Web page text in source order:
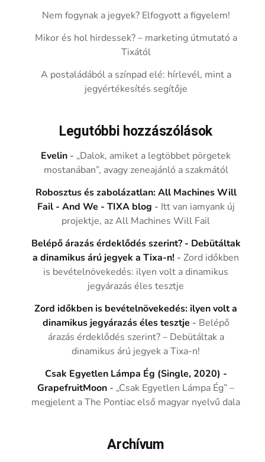
Nem fogynak a jegyek? Elfogyott a figyelem!
Mikor és hol hirdessek? – marketing útmutató a
Tixától
A postaládából a színpad elé: hírlevél, mint a
jegyértékesítés segítője
Legutóbbi hozzászólások
Evelin - „Dalok, amiket a legtöbbet pörgetek
mostanában”, avagy zeneajánló a szakmától
Robosztus és zabolázatlan: All Machines Will
Fail - And We - TIXA blog - Itt van iamyank új
projektje, az All Machines Will Fail
Belépő árazás érdeklődés szerint? - Debütáltak
a dinamikus árú jegyek a Tixa-n! -Zord időkben
is bevételnövekedés: ilyen volt a dinamikus
jegyárazás éles tesztje
Zord időkben is bevételnövekedés: ilyen volt a
dinamikus jegyárazás éles tesztje - Belépő
árazás érdeklődés szerint? – Debütáltak a
dinamikus árú jegyek a Tixa-n!
Csak Egyetlen Lámpa Ég (Single, 2020) -
GrapefruitMoon - „Csak Egyetlen Lámpa Ég” –
megjelent a The Pontiac első magyar nyelvű dala
Archívum